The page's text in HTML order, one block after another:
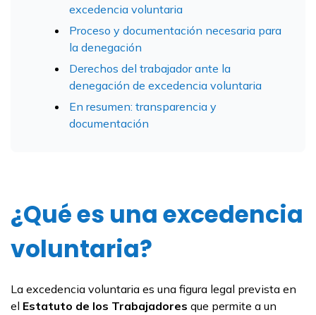
excedencia voluntaria
Proceso y documentación necesaria para
la denegación
Derechos del trabajador ante la
denegación de excedencia voluntaria
En resumen: transparencia y
documentación
¿Qué es una excedencia
voluntaria?
La excedencia voluntaria es una figura legal prevista en
el Estatuto de los Trabajadores que permite a un